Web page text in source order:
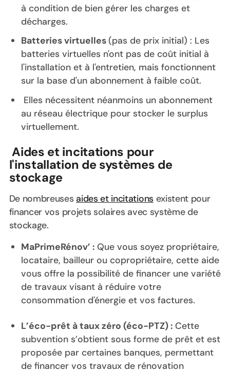
à condition de bien gérer les charges et
décharges.
Batteries virtuelles(pas de prix initial) : Les
batteries virtuelles n'ont pas de coût initial à
l'installation et à l'entretien, mais fonctionnent
sur la base d'un abonnement à faible coût.
Elles nécessitent néanmoins un abonnement
au réseau électrique pour stocker le surplus
virtuellement.
Aides et incitations pour
l'installation de systèmes de
stockage
De nombreuses aides et incitationsexistent pour
financer vos projets solaires avec système de
stockage.
MaPrimeRénov’ :Que vous soyez propriétaire,
locataire, bailleur ou copropriétaire, cette aide
vous offre la possibilité de financer une variété
de travaux visant à réduire votre
consommation d'énergie et vos factures.
L’éco-prêt à taux zéro (éco-PTZ) :Cette
subvention s’obtient sous forme de prêt et est
proposée par certaines banques, permettant
de financer vos travaux de rénovation